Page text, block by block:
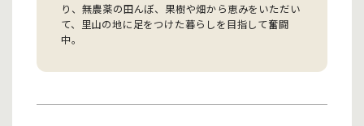
り、無農薬の田んぼ、果樹や畑から恵みをいただい
て、里山の地に足をつけた暮らしを目指して奮闘
中。